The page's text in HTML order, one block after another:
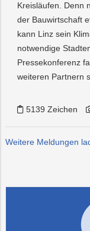
Kreisläufen. Denn
der Bauwirtschaft
kann Linz sein
notwendige
Pressekonferenz
weiteren Partnern
5139 Zeichen
Weitere Meldungen